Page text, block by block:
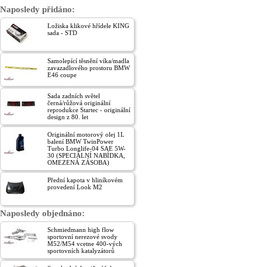
Naposledy přidáno:
Ložiska klikové hřídele KING
sada - STD
Samolepící těsnění víka/madla
zavazadlového prostoru BMW
E46 coupe
Sada zadních světel
černá/růžová originální
reprodukce Startec - originální
design z 80. let
Originální motorový olej 1L
balení BMW TwinPower
Turbo Longlife-04 SAE 5W-
30 (SPECIÁLNÍ NABÍDKA,
OMEZENÁ ZÁSOBA)
Přední kapota v hliníkovém
provedení Look M2
Naposledy objednáno:
Schmiedmann high flow
sportovní nerezové svody
M52/M54 vcetne 400-vých
sportovních katalyzátorů